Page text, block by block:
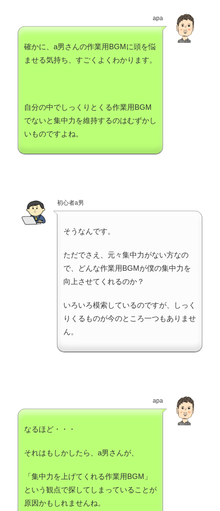
apa
確かに、a男さんの作業用BGMに頭を悩
ませる気持ち、すごくよくわかります。
自分の中でしっくりとくる作業用BGM
でないと集中力を維持するのはむずかし
いものですよね。
初心者a男
そうなんです。
ただでさえ、元々集中力がない方なの
で、どんな作業用BGMが僕の集中力を
向上させてくれるのか？
いろいろ模索しているのですが、しっく
りくるものが今のところ一つもありませ
ん。
apa
なるほど・・・
それはもしかしたら、a男さんが、
「集中力を上げてくれる作業用BGM」
という観点で探してしまっていることが
原因かもしれませんね。